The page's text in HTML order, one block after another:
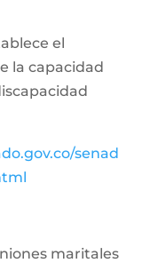
el
la capacidad
senad
maritales